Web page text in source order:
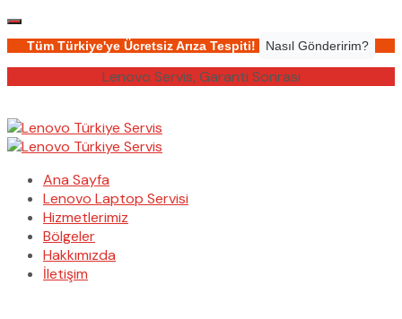
Tüm Türkiye'ye Ücretsiz Arıza Tespiti! Nasıl Gönderirim?
Lenovo Servis, Garanti Sonrası
Ana Sayfa
Lenovo Laptop Servisi
Hizmetlerimiz
Bölgeler
Hakkımızda
İletişim